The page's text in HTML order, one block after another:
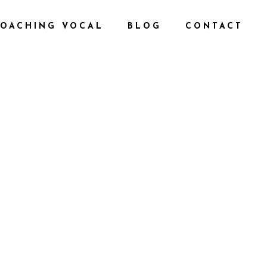
VOCAL BLOG CONTACT